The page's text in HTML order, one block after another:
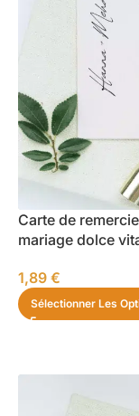
Carte de
mariage dolce
1,89 €
Sélectionner Les